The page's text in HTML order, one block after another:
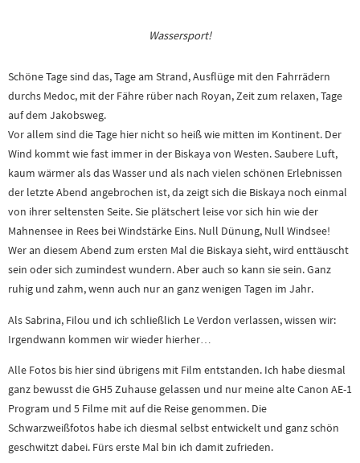
Wassersport!
Schöne Tage sind das, Tage am Strand, Ausflüge mit den Fahrrädern
durchs Medoc, mit der Fähre rüber nach Royan, Zeit zum relaxen, Tage
auf dem Jakobsweg.
Vor allem sind die Tage hier nicht so heiß wie mitten im Kontinent. Der
Wind kommt wie fast immer in der Biskaya von Westen. Saubere Luft,
kaum wärmer als das Wasser und als nach vielen schönen Erlebnissen
der letzte Abend angebrochen ist, da zeigt sich die Biskaya noch einmal
von ihrer seltensten Seite. Sie plätschert leise vor sich hin wie der
Mahnensee in Rees bei Windstärke Eins. Null Dünung, Null Windsee!
Wer an diesem Abend zum ersten Mal die Biskaya sieht, wird enttäuscht
sein oder sich zumindest wundern. Aber auch so kann sie sein. Ganz
ruhig und zahm, wenn auch nur an ganz wenigen Tagen im Jahr.
Als Sabrina, Filou und ich schließlich Le Verdon verlassen, wissen wir:
Irgendwann kommen wir wieder hierher…
Alle Fotos bis hier sind übrigens mit Film entstanden. Ich habe diesmal
ganz bewusst die GH5 Zuhause gelassen und nur meine alte Canon AE-1
Program und 5 Filme mit auf die Reise genommen. Die
Schwarzweißfotos habe ich diesmal selbst entwickelt und ganz schön
geschwitzt dabei. Fürs erste Mal bin ich damit zufrieden.